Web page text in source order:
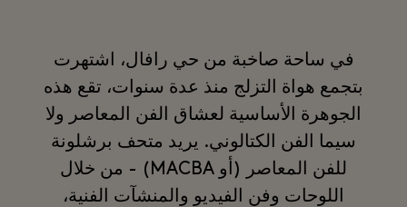
في ساحة صاخبة من حي رافال، اشتهرت
بتجمع هواة التزلج منذ عدة سنوات، تقع هذه
الجوهرة الأساسية لعشاق الفن المعاصر ولا
سيما الفن الكتالوني. يريد متحف برشلونة
للفن المعاصر (أو MACBA) - من خلال
اللوحات وفن الفيديو والمنشآت الفنية،